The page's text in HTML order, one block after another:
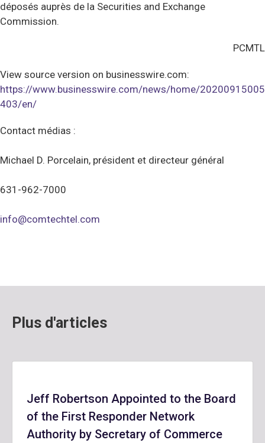
déposés auprès de la Securities and Exchange
Commission.
PCMTL
View source version on businesswire.com:
https://www.businesswire.com/news/home/20200915005
403/en/
Contact médias :
Michael D. Porcelain, président et directeur général
631-962-7000
info@comtechtel.com
Plus d'articles
Jeff Robertson Appointed to the Board
of the First Responder Network
Authority by Secretary of Commerce